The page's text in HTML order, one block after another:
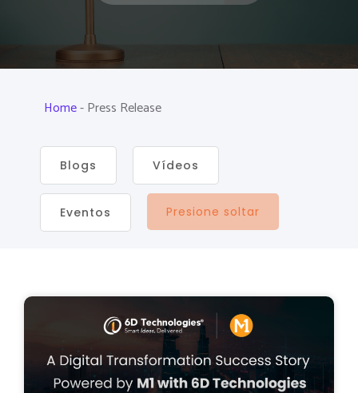
Home-Press Release
Blogs Vídeos
Eventos Presione soltar